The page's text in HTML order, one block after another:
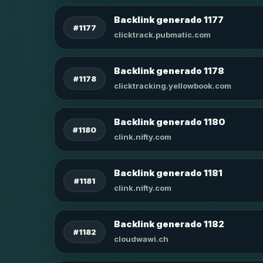
#1177
Backlink generado 1177
clicktrack.pubmatic.com
#1178
Backlink generado 1178
clicktracking.yellowbook.com
#1180
Backlink generado 1180
clink.nifty.com
#1181
Backlink generado 1181
clink.nifty.com
#1182
Backlink generado 1182
cloudwawi.ch